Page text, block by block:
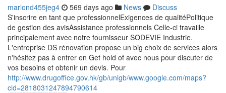
marlond455jeg4 569 days ago News
Discuss
S'inscrire en tant que professionnelExigences de qualitéPolitique
de gestion des avisAssistance professionnels Celle-ci travaille
principalement avec notre fournisseur SODEVIE Industrie.
L'entreprise DS rénovation propose un big choix de services alors
n'hésitez pas à entrer en Get hold of avec nous pour discuter de
vos besoins et obtenir un devis. Pour
http://www.drugoffice.gov.hk/gb/unigb/www.google.com/maps?
cid=2818031247894790614